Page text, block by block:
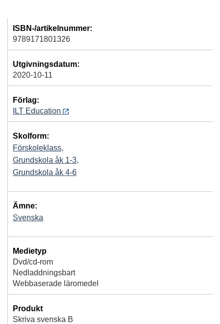
ISBN-/artikelnummer:
9789171801326
Utgivningsdatum:
2020-10-11
Förlag:
ILT Education
Skolform:
Förskoleklass,
Grundskola åk 1-3,
Grundskola åk 4-6
Ämne:
Svenska
Medietyp
Dvd/cd-rom
Nedladdningsbart
Webbaserade läromedel
Produkt
Skriva svenska B